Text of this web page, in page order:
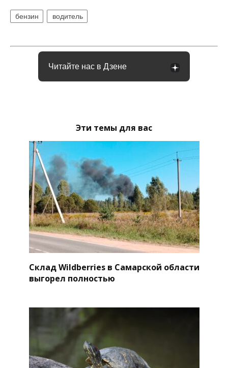
бензин водитель
Читайте нас в Дзене
Эти темы для вас
Склад Wildberries в Самарской области
выгорел полностью